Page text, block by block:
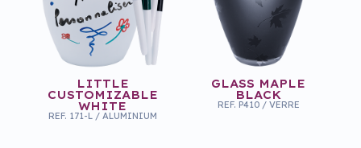
LITTLE
CUSTOMIZABLE
WHITE
REF. 171-L / ALUMINIUM
GLASS MAPLE
BLACK
REF. P410 / VERRE